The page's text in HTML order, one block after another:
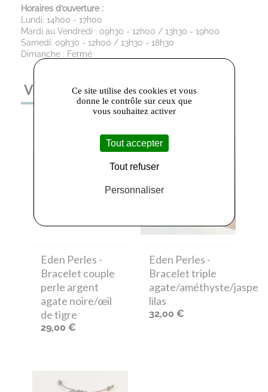
Horaires d’ouverture :
Lundi: 14h00 - 17h00
Mardi au Vendredi : 09h30 - 12h00 / 13h30 - 19h00
Samedi: 09h30 - 12h00 / 13h30 - 18h30
Dimanche : Fermé
VOUS AIMEREZ AUSSI
Eden Perles -
Bracelet couple
perle argent
agate noire/œil
de tigre
29,00 €
Eden Perles -
Bracelet triple
agate/améthyste/jaspe
lilas
32,00 €
Ce site utilise des cookies et vous
donne le contrôle sur ceux que
vous souhaitez activer
Tout accepter
Tout refuser
Personnaliser